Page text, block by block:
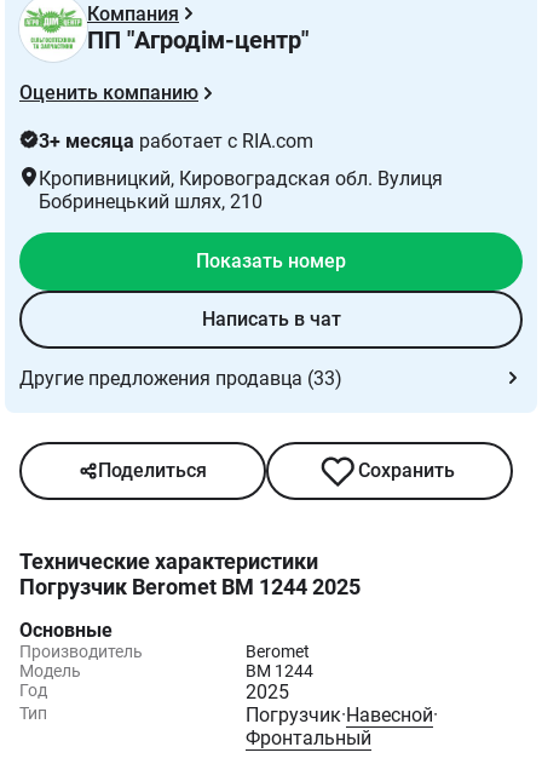
Компания
ПП "Агродім-центр"
Оценить компанию
3+ месяца работает с RIA.com
Кропивницкий, Кировоградская обл. Вулиця
Бобринецький шлях, 210
Показать номер
Написать в чат
Другие предложения продавца (33)
Поделиться Сохранить
Технические характеристики
Погрузчик Beromet BM 1244 2025
Основные
Производитель
Beromet
Модель
BM 1244
Год
2025
Тип Погрузчик·Навесной·
Фронтальный